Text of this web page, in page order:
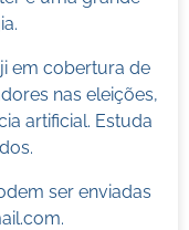
em cobertura de
nas eleições,
artificial. Estuda
ser enviadas
.